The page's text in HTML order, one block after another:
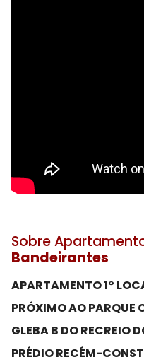
Sobre
Bandeirantes
APARTAMENTO 1°
PRÓXIMO AO PARQUE
GLEBA B DO RECREIO
PRÉDIO RECÉM-